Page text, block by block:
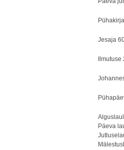
Jesaja
Päeva